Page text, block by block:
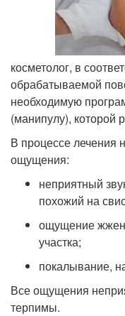
косметолог, в
обрабатываемой
необходимую
(манипулу), которой
В процессе
ощущения:
неприятный
похожий на
ощущение
участка;
покалывание,
Все ощущения
терпимы.